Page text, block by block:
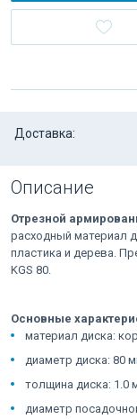
Доставка:
Описание
Отрезной
расходный материал
пластика и дерева.
KGS 80.
Основные
материал диска:
диаметр диска: 80
толщина диска: 1.0
диаметр